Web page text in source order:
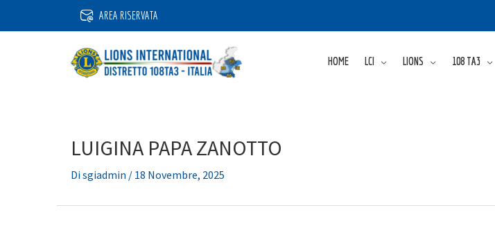
AREA RISERVATA
HOME LCI LIONS 108 TA3
LUIGINA PAPA ZANOTTO
Disgiadmin / 18 Novembre, 2025